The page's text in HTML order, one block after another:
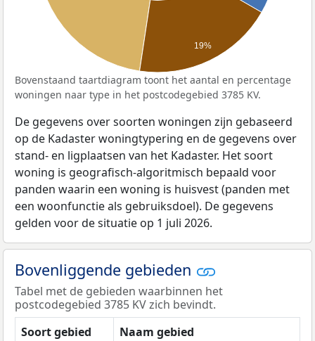
19%
Bovenstaand taartdiagram toont het aantal en percentage
woningen naar type in het postcodegebied 3785 KV.
De gegevens over soorten woningen zijn gebaseerd
op de Kadaster woningtypering en de gegevens over
stand- en ligplaatsen van het Kadaster. Het soort
woning is geografisch-algoritmisch bepaald voor
panden waarin een woning is huisvest (panden met
een woonfunctie als gebruiksdoel). De gegevens
gelden voor de situatie op 1 juli 2026.
Bovenliggende gebieden
Tabel met de gebieden waarbinnen het
postcodegebied 3785 KV zich bevindt.
Soort gebied
Naam gebied